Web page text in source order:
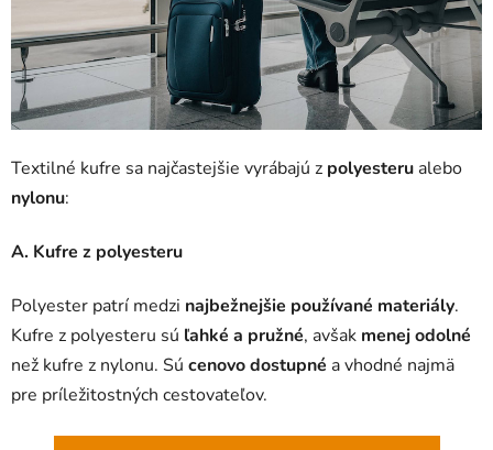
Textilné kufre sa najčastejšie vyrábajú z polyesteru alebo
nylonu:
A. Kufre z polyesteru
Polyester patrí medzi najbežnejšie používané materiály.
Kufre z polyesteru sú ľahké a pružné, avšak menej odolné
než kufre z nylonu. Sú cenovo dostupné a vhodné najmä
pre príležitostných cestovateľov.